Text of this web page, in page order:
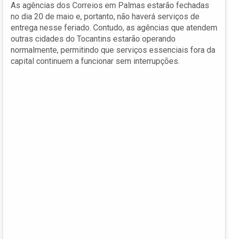
As agências dos Correios em Palmas estarão fechadas
no dia 20 de maio e, portanto, não haverá serviços de
entrega nesse feriado. Contudo, as agências que atendem
outras cidades do Tocantins estarão operando
normalmente, permitindo que serviços essenciais fora da
capital continuem a funcionar sem interrupções.